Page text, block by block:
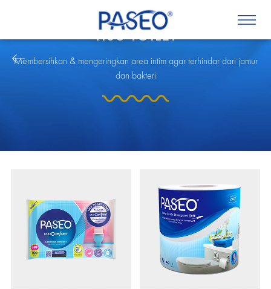
TISU TOILET
Membersihkan & mengeringkan area intim agar terhindar dari jamur
dan bakteri